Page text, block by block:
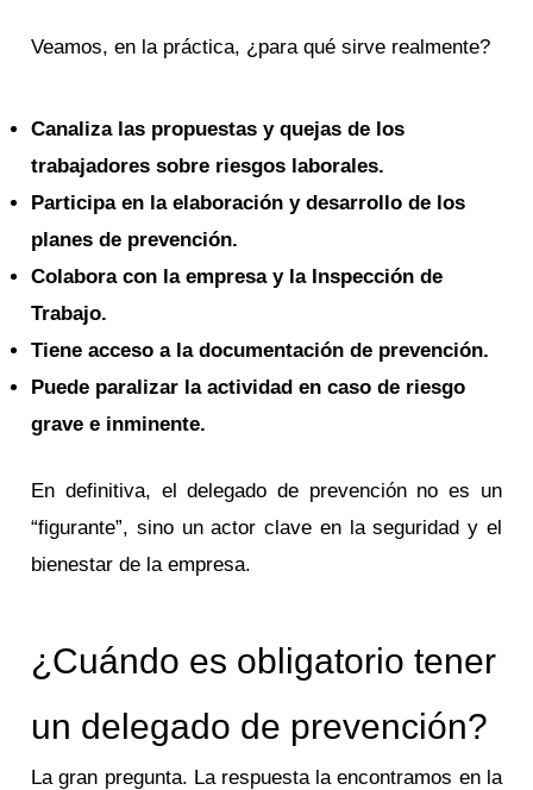
Veamos, en la práctica, ¿para qué sirve realmente?
Canaliza las propuestas y quejas de los
trabajadores sobre riesgos laborales.
Participa en la elaboración y desarrollo de los
planes de prevención.
Colabora con la empresa y la Inspección de
Trabajo.
Tiene acceso a la documentación de prevención.
Puede paralizar la actividad en caso de riesgo
grave e inminente.
En definitiva, el delegado de prevención no es un
“figurante”, sino un actor clave en la seguridad y el
bienestar de la empresa.
¿Cuándo es obligatorio tener
un delegado de prevención?
La gran pregunta. La respuesta la encontramos en la